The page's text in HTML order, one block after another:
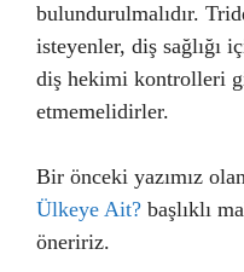
bulundurulmalıdır.
isteyenler, diş sağlığı
diş hekimi kontrolleri
etmemelidirler.
Bir önceki yazımız
Ülkeye Ait? başlıklı
öneririz.